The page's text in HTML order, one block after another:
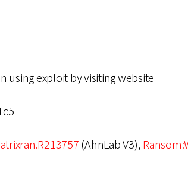
using exploit by visiting website
(AhnLab V3),